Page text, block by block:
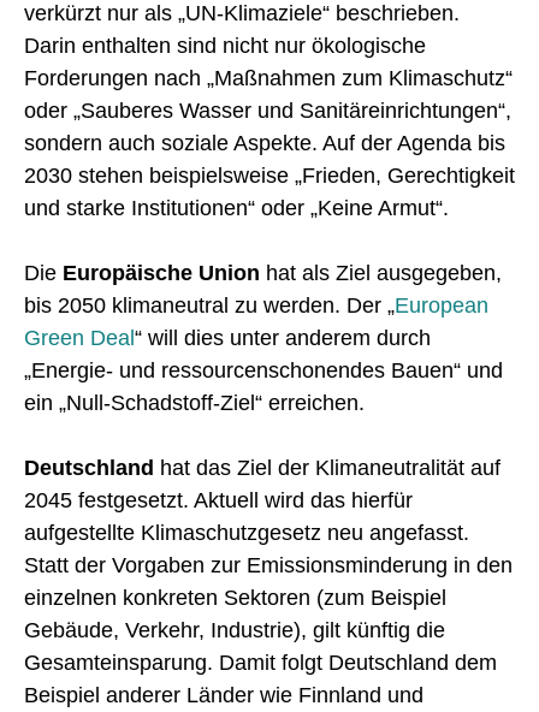
verkürzt nur als „UN-Klimaziele“ beschrieben.
Darin enthalten sind nicht nur ökologische
Forderungen nach „Maßnahmen zum Klimaschutz“
oder „Sauberes Wasser und Sanitäreinrichtungen“,
sondern auch soziale Aspekte. Auf der Agenda bis
2030 stehen beispielsweise „Frieden, Gerechtigkeit
und starke Institutionen“ oder „Keine Armut“.
Die Europäische Union hat als Ziel ausgegeben,
bis 2050 klimaneutral zu werden. Der „European
Green Deal “ will dies unter anderem durch
„Energie- und ressourcenschonendes Bauen“ und
ein „Null-Schadstoff-Ziel“ erreichen.
Deutschland hat das Ziel der Klimaneutralität auf
2045 festgesetzt. Aktuell wird das hierfür
aufgestellte Klimaschutzgesetz neu angefasst.
Statt der Vorgaben zur Emissionsminderung in den
einzelnen konkreten Sektoren (zum Beispiel
Gebäude, Verkehr, Industrie), gilt künftig die
Gesamteinsparung. Damit folgt Deutschland dem
Beispiel anderer Länder wie Finnland und